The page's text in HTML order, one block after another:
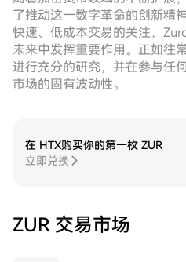
了推动这一数字革命的创新精
快速、低成本交易的关注，
未来中发挥重要作用。正如往
进行充分的研究，并在参与任
市场的固有波动性。
在 HTX购买你的第一枚 ZUR
立即兑换
ZUR 交易市场